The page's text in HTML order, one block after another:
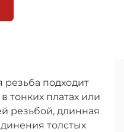
резьба подходит
тонких платах или
резьбой, длинная
толстых